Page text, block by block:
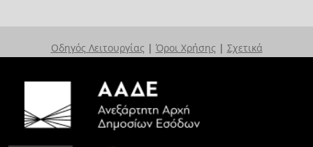
Οδηγός Λειτουργίας | Όροι Χρήσης | Σχετικά